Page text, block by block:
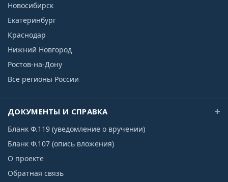
Новосибирск
Екатеринбург
Краснодар
Нижний Новгород
Ростов-на-Дону
Все регионы России
ДОКУМЕНТЫ И СПРАВКА
Бланк Ф.119 (уведомление о вручении)
Бланк Ф.107 (опись вложения)
О проекте
Обратная связь